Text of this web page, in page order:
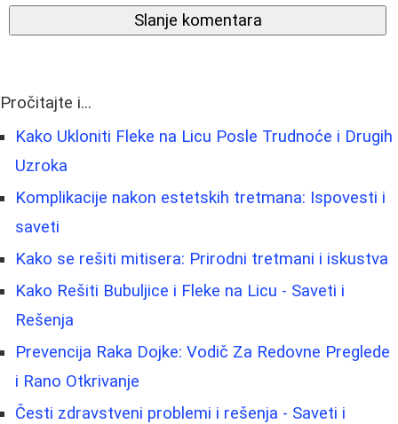
Slanje komentara
Pročitajte i...
Kako Ukloniti Fleke na Licu Posle Trudnoće i Drugih
Uzroka
Komplikacije nakon estetskih tretmana: Ispovesti i
saveti
Kako se rešiti mitisera: Prirodni tretmani i iskustva
Kako Rešiti Bubuljice i Fleke na Licu - Saveti i
Rešenja
Prevencija Raka Dojke: Vodič Za Redovne Preglede
i Rano Otkrivanje
Česti zdravstveni problemi i rešenja - Saveti i